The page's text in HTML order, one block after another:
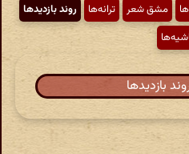
مشق شعر ترانه‌ها
روند بازدیدها
بازدیدها